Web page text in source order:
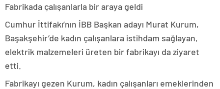
Fabrikada çalışanlarla bir araya geldi
Cumhur İttifakı’nın İBB Başkan adayı Murat Kurum,
Başakşehir’de kadın çalışanlara istihdam sağlayan,
elektrik malzemeleri üreten bir fabrikayı da ziyaret
etti.
Fabrikayı gezen Kurum, kadın çalışanları emeklerinden